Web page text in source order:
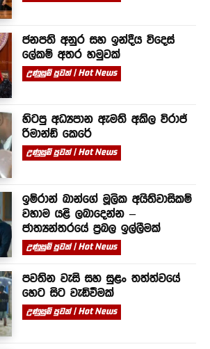
ජනපති අනුර සහ ඉන්දීය විදෙස්
ලේකම් අතර හමුවක්
උණුසුම් පුවත් | Hot News
හිටපු අධ්‍යපාන ඇමති අකිල විරාජ්
රිමාන්ඩ් කෙරේ
උණුසුම් පුවත් | Hot News
ඉම්රාන් ඛාන්ගේ මූලික අයිතිවාසිකම්
වහාම යළි ලබාදෙන්න –
ජාත්‍යන්තරයේ ප්‍රබල ඉල්ලීමක්
උණුසුම් පුවත් | Hot News
පවතින වැසි සහ සුළං තත්ත්වයේ
හෙට සිට වැඩිවීමක්
උණුසුම් පුවත් | Hot News